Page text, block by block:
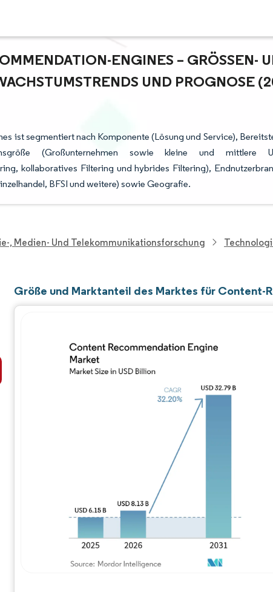
ENGINES – GRÖSSEN-
UND PROGNOSE
ist segmentiert nach Komponente (Lösung und Service),
(Großunternehmen sowie kleine und mittlere
kollaboratives Filtering und hybrides Filtering),
BFSI und weitere) sowie Geografie.
, Medien- Und Telekommunikationsforschung
Größe und Marktanteil des Marktes für Content-
Bild © Mordor Intelligence.